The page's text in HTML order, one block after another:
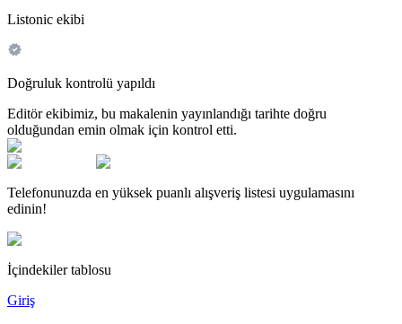
Listonic ekibi
Doğruluk kontrolü yapıldı
Editör ekibimiz, bu makalenin yayınlandığı tarihte doğru
olduğundan emin olmak için kontrol etti.
Telefonunuzda en yüksek puanlı alışveriş listesi uygulamasını
edinin!
İçindekiler tablosu
Giriş